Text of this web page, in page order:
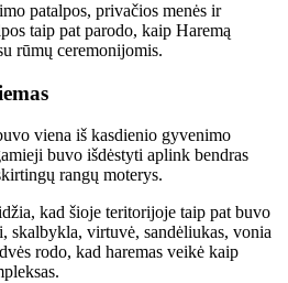
patalpos, privačios menės ir
taip pat parodo, kaip Haremą
rūmų ceremonijomis.
viena iš kasdienio gyvenimo
buvo išdėstyti aplink bendras
rangų moterys.
kad šioje teritorijoje taip pat buvo
skalbykla, virtuvė, sandėliukas, vonia
rodo, kad haremas veikė kaip